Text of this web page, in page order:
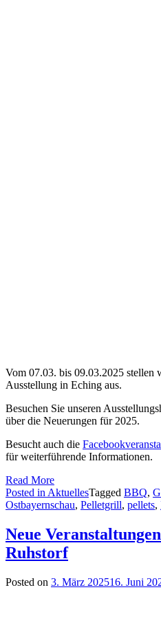
Vom 07.03. bis 09.03.2025 stellen
Ausstellung in Eching aus.
Besuchen Sie unseren
über die Neuerungen für 2025.
Besucht auch die
für weiterführende Informationen.
Read More
Posted in AktuellesTagged BBQ,
Ostbayernschau, Pelletgrill, pellets,
Neue
Ruhstorf
Posted on 3. März 202516. Juni